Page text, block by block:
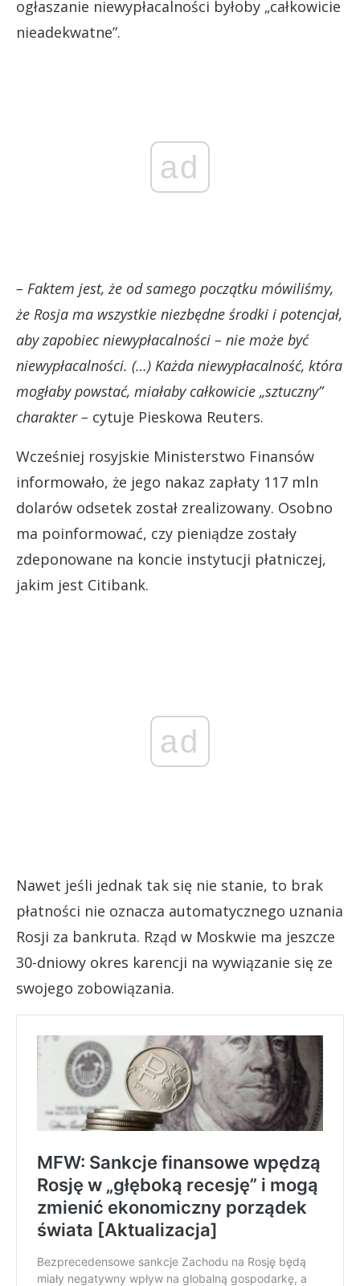
ogłaszanie niewypłacalności byłoby „całkowicie
nieadekwatne”.
ad
– Faktem jest, że od samego początku mówiliśmy,
że Rosja ma wszystkie niezbędne środki i potencjał,
aby zapobiec niewypłacalności – nie może być
niewypłacalności. (…) Każda niewypłacalność, która
mogłaby powstać, miałaby całkowicie „sztuczny”
charakter – cytuje Pieskowa Reuters.
Wcześniej rosyjskie Ministerstwo Finansów
informowało, że jego nakaz zapłaty 117 mln
dolarów odsetek został zrealizowany. Osobno
ma poinformować, czy pieniądze zostały
zdeponowane na koncie instytucji płatniczej,
jakim jest Citibank.
ad
Nawet jeśli jednak tak się nie stanie, to brak
płatności nie oznacza automatycznego uznania
Rosji za bankruta. Rząd w Moskwie ma jeszcze
30-dniowy okres karencji na wywiązanie się ze
swojego zobowiązania.